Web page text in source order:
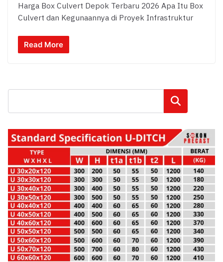
Harga Box Culvert Depok Terbaru 2026 Apa Itu Box
Culvert dan Kegunaannya di Proyek Infrastruktur
Read More
Cari